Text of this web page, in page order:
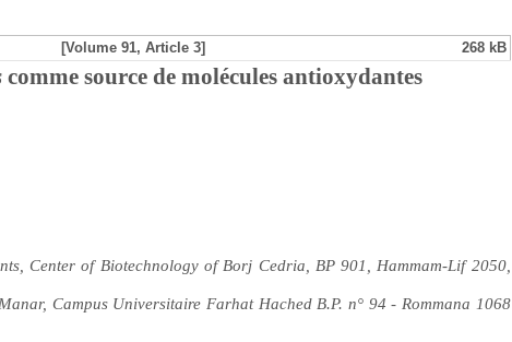
[Volume 91, Article 3] 268 kB
comme source de molécules antioxydantes
Center of Biotechnology of Borj Cedria, BP 901, Hammam-Lif 2050,
Campus Universitaire Farhat Hached B.P. n° 94 - Rommana 1068